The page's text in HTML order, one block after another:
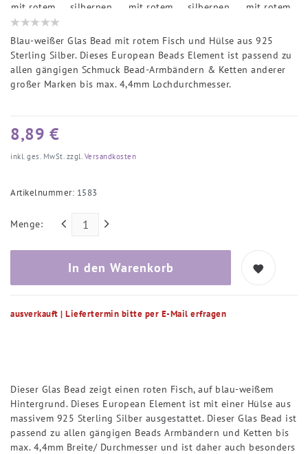
Blau-weißer Glas Bead mit rotem Fisch und Hülse aus 925
Sterling Silber. Dieses European Beads Element ist passend zu
allen gängigen Schmuck Bead-Armbändern & Ketten anderer
großer Marken bis max. 4,4mm Lochdurchmesser.
8,89 €
inkl. ges. MwSt. zzgl. Versandkosten
Artikelnummer: 1583
Menge:
In den Warenkorb
ausverkauft | Liefertermin bitte per E-Mail erfragen
Dieser Glas Bead zeigt einen roten Fisch, auf blau-weißem
Hintergrund. Dieses European Element ist mit einer Hülse aus
massivem 925 Sterling Silber ausgestattet. Dieser Glas Bead ist
passend zu allen gängigen Beads Armbändern und Ketten bis
max. 4,4mm Breite/ Durchmesser und ist daher auch besonders